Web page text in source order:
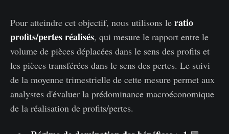
Pour atteindre cet objectif, nous utilisons le ratio
profits/pertes réalisés, qui mesure le rapport entre le
volume de pièces déplacées dans le sens des profits et
les pièces transférées dans le sens des pertes. Le suivi
de la moyenne trimestrielle de cette mesure permet aux
analystes d'évaluer la prédominance macroéconomique
de la réalisation de profits/pertes.